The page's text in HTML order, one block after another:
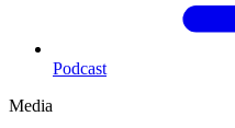
Podcast
Media